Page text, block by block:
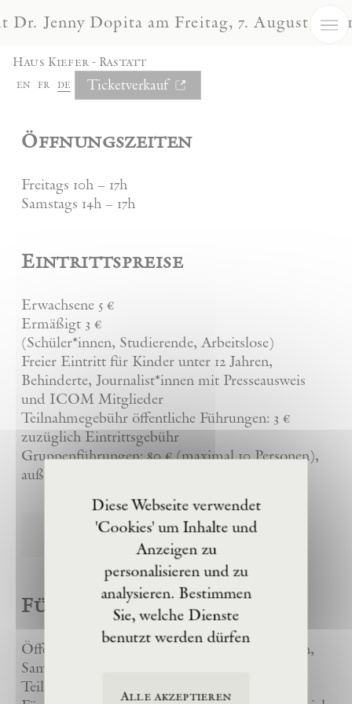
Jenny Dopita am Freitag, 7. August, um
Haus Kiefer - Rastatt
en fr de Ticketverkauf
Öffnungszeiten
Freitags 10h – 17h
Samstags 14h – 17h
Eintrittspreise
Erwachsene 5 €
Ermäßigt 3 €
(Schüler*innen, Studierende, Arbeitslose)
Freier Eintritt für Kinder unter 12 Jahren,
Behinderte, Journalist*innen mit Presseausweis
und ICOM Mitglieder
Teilnahmegebühr öffentliche Führungen: 3 €
zuzüglich Eintrittsgebühr
Gruppenführungen: 80 € (maximal 10 Personen),
außerhalb der Öffnungszeiten 130 €
Tickets buchen
Führungen
Öffentliche Führungen: Freitags um 11h und 15h,
Samstags 14h und 15h30
Teilnahmegebühr: 3 € zuzgl. Eintrittspreis
Diese Webseite verwendet
'Cookies' um Inhalte und
Anzeigen zu
personalisieren und zu
analysieren. Bestimmen
Sie, welche Dienste
benutzt werden dürfen
Alle akzeptieren